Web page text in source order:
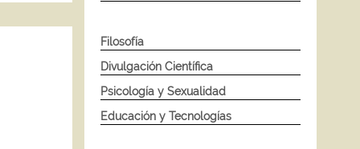
Filosofía
Divulgación Científica
Psicología y Sexualidad
Educación y Tecnologías